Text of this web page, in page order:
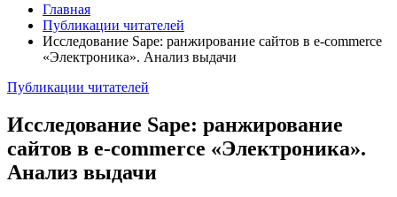
Главная
Публикации читателей
Исследование Sape: ранжирование сайтов в e-commerce
«Электроника». Анализ выдачи
Публикации читателей
Исследование Sape: ранжирование
сайтов в e-commerce «Электроника».
Анализ выдачи